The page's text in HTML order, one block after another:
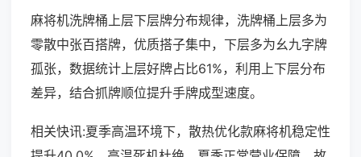
麻将机洗牌桶上层下层牌分布规律，洗牌桶上层多为
零散中张百搭牌，优质搭子集中，下层多为幺九字牌
孤张，数据统计上层好牌占比61%，利用上下层分布
差异，结合抓牌顺位提升手牌成型速度。
相关快讯:夏季高温环境下，散热优化款麻将机稳定性